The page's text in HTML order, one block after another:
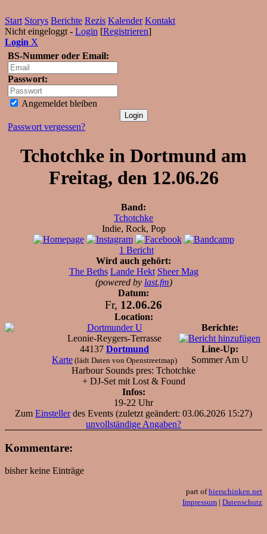
Start Storys Berichte Rezis Kalender Kontakt
Nicht eingeloggt - Login [Registrieren]
Login X
BS-Nummer oder Email:
Passwort:
Angemeldet bleiben
Passwort vergessen?
Tchotchke in Dortmund am
Freitag, den 12.06.26
Band:
Tchotchke
Indie, Rock, Pop
1 Bericht
Wird auch gehört:
The Beths Lande Hekt Sheer Mag
(powered by last.fm)
Datum:
Fr, 12.06.26
Location:
Dortmunder U
Leonie-Reygers-Terrasse
44137 Dortmund
Karte (lädt Daten von Openstreetmap)
Berichte:
Line-Up:
Sommer Am U
Harbour Sounds pres: Tchotchke
+ DJ-Set mit Lost & Found
Infos:
19-22 Uhr
Zum Einstellerdes Events (zuletzt geändert: 03.06.2026 15:27)
unvollständige Angaben?
Kommentare:
bisher keine Einträge
part ofbierschinken.net
Impressum | Datenschutz